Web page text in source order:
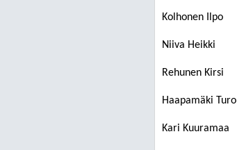
Kolhonen Ilpo
Niiva Heikki
Rehunen Kirsi
Haapamäki Turo
Kari Kuuramaa